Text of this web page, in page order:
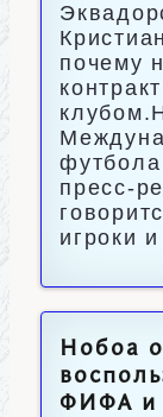
почему
пресс-
игроки
Нобоа
ФИФА и